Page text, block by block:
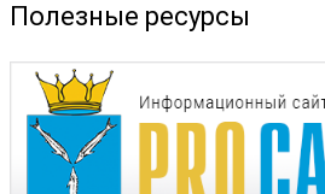
Полезные ресурсы